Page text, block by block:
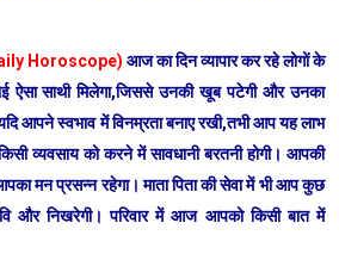
Horoscope) आज का दिन व्यापार कर रहे लोगों के
ऐसा साथी मिलेगा,जिससे उनकी खूब पटेगी और उनका
आपने स्वभाव में विनम्रता बनाए रखी,तभी आप यह लाभ
व्यवसाय को करने में सावधानी बरतनी होगी। आपकी
मन प्रसन्न रहेगा। माता पिता की सेवा में भी आप कुछ
और निखरेगी। परिवार में आज आपको किसी बात में